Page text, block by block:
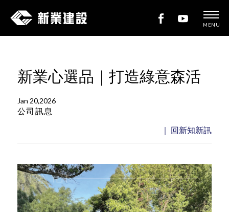
新
建
設
MENU
新業心選品｜打造綠意森活
Jan 20,2026
公司訊息
｜ 回新知新訊